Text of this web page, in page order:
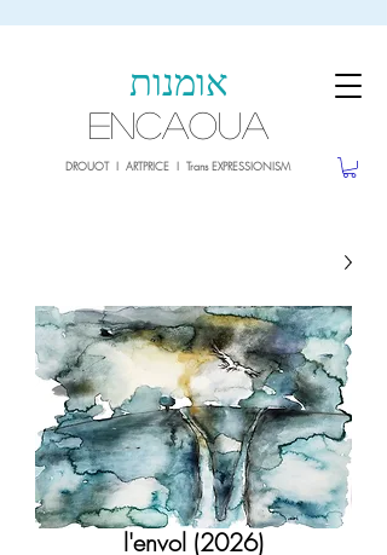
אומנות
ENCAOUA
DROUOT I ARTPRICE I Trans EXPRESSIONISM
l'envol (2026)